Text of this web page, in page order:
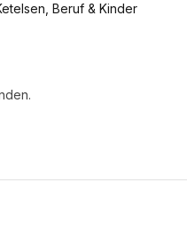
Beruf & Kinder